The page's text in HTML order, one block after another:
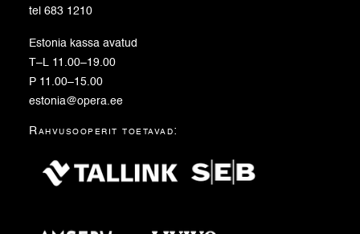
tel 683 1210
Estonia kassa avatud
T–L 11.00–19.00
P 11.00–15.00
estonia@opera.ee
Rahvusooperit toetavad: